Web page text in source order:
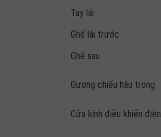
Tay lái
Ghế lái trước
Ghế sau
Gương chiếu hậu trong
Cửa kính điều khiển điện